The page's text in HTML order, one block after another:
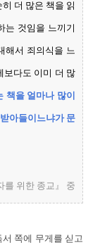
더 많은 책을 읽
는 것임을 느끼기
해서 죄의식을 느
보다도 이미 더 많
책을 얼마나 많이
아들이느냐가 문
를 위한 종교』 중
서 쪽에 무게를 싣고